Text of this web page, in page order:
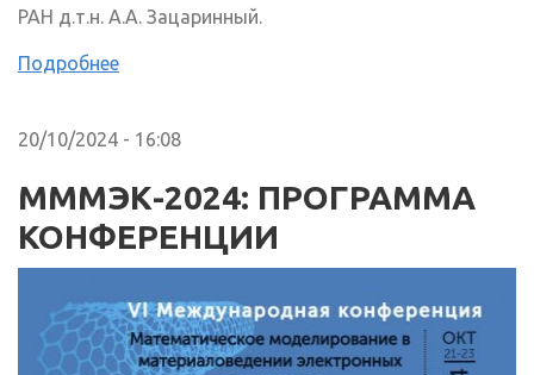
РАН д.т.н. А.А. Зацаринный.
Подробнее
20/10/2024 - 16:08
МММЭК-2024: ПРОГРАММА
КОНФЕРЕНЦИИ